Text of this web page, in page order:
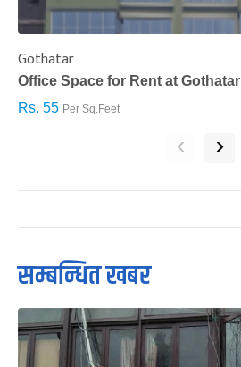
Gothatar
Office Space for Rent at Gothatar
Rs. 55 Per Sq.Feet
‹ ›
सम्बन्धित खबर